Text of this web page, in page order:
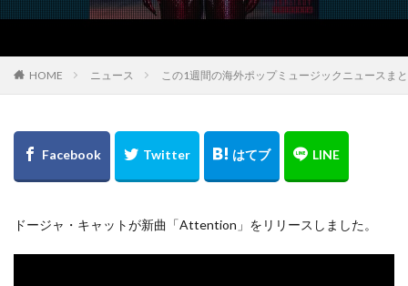
HOME ニュース この1週間の海外ポップミュージックニュースま
ドージャ・キャットが新曲「Attention」をリリースしました。